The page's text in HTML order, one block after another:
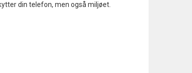
din telefon, men også miljøet.